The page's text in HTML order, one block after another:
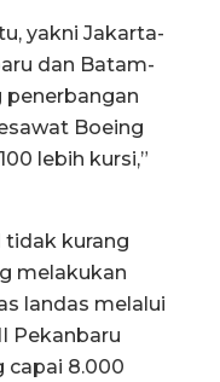
yakni Jakarta-
dan Batam-
penerbangan
Boeing
lebih kursi,”
tidak kurang
melakukan
landas melalui
Pekanbaru
capai 8.000